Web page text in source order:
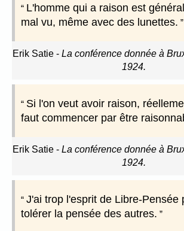
L'homme qui a raison est
mal vu, même avec des lunettes.
Erik Satie- La conférence donnée à
1924.
Si l'on veut avoir raison,
faut commencer par être
Erik Satie- La conférence donnée à
1924.
J'ai trop l'esprit de Libre-Pensée
tolérer la pensée des autres.